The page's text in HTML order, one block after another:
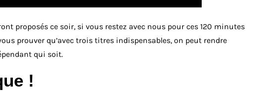
proposés ce soir, si vous restez avec nous pour ces 120 minutes
prouver qu’avec trois titres indispensables, on peut rendre
qui soit.
!